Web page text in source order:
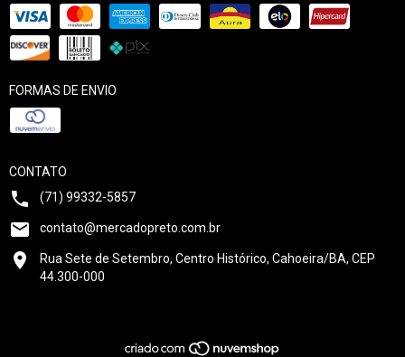
FORMAS DE ENVIO
CONTATO
(71) 99332-5857
contato@mercadopreto.com.br
Rua Sete de Setembro, Centro Histórico, Cahoeira/BA, CEP
44.300-000